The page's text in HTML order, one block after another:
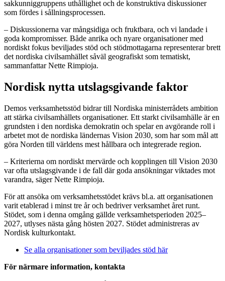
sakkunniggruppens uthållighet och de konstruktiva diskussioner
som fördes i sållningsprocessen.
– Diskussionerna var mångsidiga och fruktbara, och vi landade i
goda kompromisser. Både anrika och nyare organisationer med
nordiskt fokus beviljades stöd och stödmottagarna representerar brett
det nordiska civilsamhället såväl geografiskt som tematiskt,
sammanfattar Nette Rimpioja.
Nordisk nytta utslagsgivande faktor
Demos verksamhetsstöd bidrar till Nordiska ministerrådets ambition
att stärka civilsamhällets organisationer. Ett starkt civilsamhälle är en
grundsten i den nordiska demokratin och spelar en avgörande roll i
arbetet mot de nordiska ländernas Vision 2030, som har som mål att
göra Norden till världens mest hållbara och integrerade region.
– Kriterierna om nordiskt mervärde och kopplingen till Vision 2030
var ofta utslagsgivande i de fall där goda ansökningar viktades mot
varandra, säger Nette Rimpioja.
För att ansöka om verksamhetsstödet krävs bl.a. att organisationen
varit etablerad i minst tre år och bedriver verksamhet året runt.
Stödet, som i denna omgång gällde verksamhetsperioden 2025–
2027, utlyses nästa gång hösten 2027. Stödet administreras av
Nordisk kulturkontakt.
Se alla organisationer som beviljades stöd här
För närmare information, kontakta